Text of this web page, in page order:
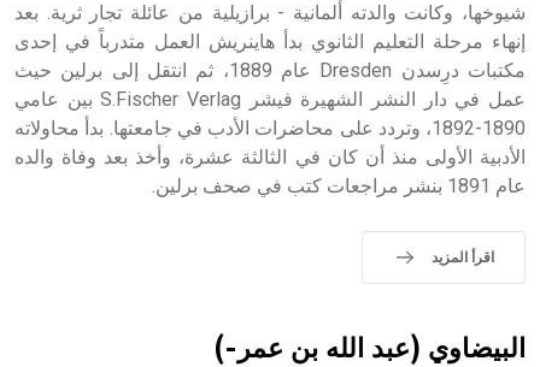
- هل تعلم أن الأبجدية الكنعانية تتألف من /22/ علامة كتابية
sign تكتب منفصلة غير متصلة، وتعتمد المبدأ الأكوروفوني،
حيث تقتصر القيمة الصوتية للعلامة الك
شيوخها، وكانت والدته ألمانية - برازيلية من عائلة تجار ثرية. بعد
إنهاء مرحلة التعليم الثانوي بدأ هاينريش العمل متدرباً في إحدى
مكتبات درِسدن Dresden عام 1889، ثم انتقل إلى برلين حيث
عمل في دار النشر الشهيرة فيشر S.Fischer Verlag بين عامي
1890-1892، وتردد على محاضرات الأدب في جامعتها. بدأ محاولاته
الأدبية الأولى منذ أن كان في الثالثة عشرة، وأخذ بعد وفاة والده
عام 1891 بنشر مراجعات كتب في صحف برلين.
اقرأ المزيد
البيضاوي (عبد الله بن عمر-)